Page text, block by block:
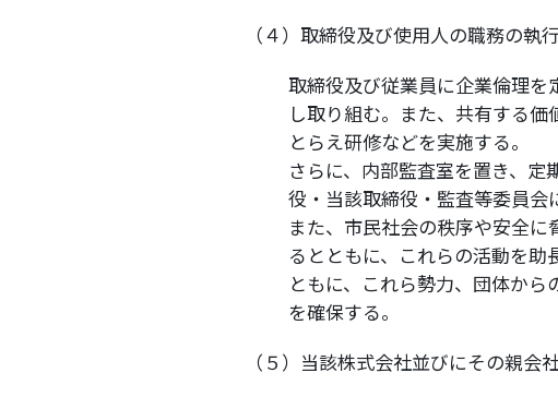
（４）取締役及び使用人の職務の
取締役及び従業員に企業倫理を
し取り組む。また、共有する
とらえ研修などを実施する。
さらに、内部監査室を置き、
役・当該取締役・監査等委員会
また、市民社会の秩序や安全
るとともに、これらの活動を
ともに、これら勢力、団体か
を確保する。
（５）当該株式会社並びにその親